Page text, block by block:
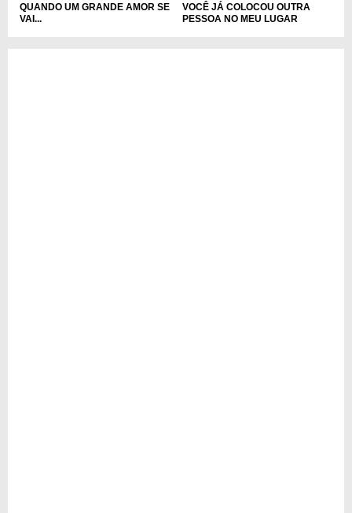
QUANDO UM GRANDE AMOR SE
VAI...
VOCÊ JÁ COLOCOU OUTRA
PESSOA NO MEU LUGAR